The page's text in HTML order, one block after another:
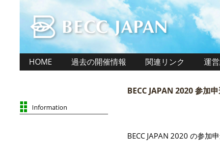
HOME 過去の開催情報 関連リンク 運
Information
BECC JAPAN 2020 参加
BECC JAPAN 2020 の参加